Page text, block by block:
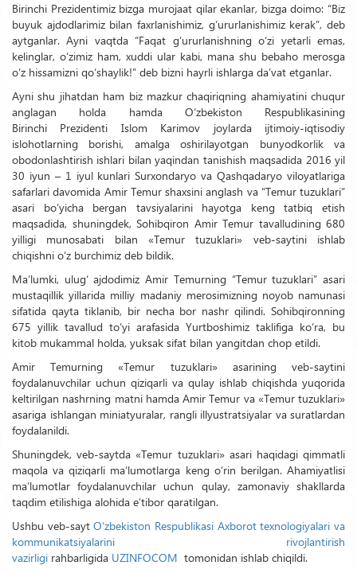
Birinchi Prezidentimiz bizga murojaat qilar ekanlar, bizga doimo: “Biz
buyuk ajdodlarimiz bilan faxrlanishimiz, g‘ururlanishimiz kerak”, deb
aytganlar. Ayni vaqtda “Faqat g‘ururlanishning o‘zi yetarli emas,
kelinglar, o‘zimiz ham, xuddi ular kabi, mana shu bebaho merosga
o‘z hissamizni qo‘shaylik!” deb bizni hayrli ishlarga da’vat etganlar.
Ayni shu jihatdan ham biz mazkur chaqiriqning ahamiyatini chuqur
anglagan holda hamda O‘zbekiston Respublikasining
Birinchi Prezidenti Islom Karimov joylarda ijtimoiy-iqtisodiy
islohotlarning borishi, amalga oshirilayotgan bunyodkorlik va
obodonlashtirish ishlari bilan yaqindan tanishish maqsadida 2016 yil
30 iyun – 1 iyul kunlari Surxondaryo va Qashqadaryo viloyatlariga
safarlari davomida Amir Temur shaxsini anglash va “Temur tuzuklari”
asari bo‘yicha bergan tavsiyalarini hayotga keng tatbiq etish
maqsadida, shuningdek, Sohibqiron Amir Temur tavalludining 680
yilligi munosabati bilan «Temur tuzuklari» veb-saytini ishlab
chiqishni o‘z burchimiz deb bildik.
Ma’lumki, ulug‘ ajdodimiz Amir Temurning “Temur tuzuklari” asari
mustaqillik yillarida milliy madaniy merosimizning noyob namunasi
sifatida qayta tiklanib, bir necha bor nashr qilindi. Sohibqironning
675 yillik tavallud to‘yi arafasida Yurtboshimiz taklifiga ko‘ra, bu
kitob mukammal holda, yuksak sifat bilan yangitdan chop etildi.
Amir Temurning «Temur tuzuklari» asarining veb-saytini
foydalanuvchilar uchun qiziqarli va qulay ishlab chiqishda yuqorida
keltirilgan nashrning matni hamda Amir Temur va «Temur tuzuklari»
asariga ishlangan miniatyuralar, rangli illyustratsiyalar va suratlardan
foydalanildi.
Shuningdek, veb-saytda «Temur tuzuklari» asari haqidagi qimmatli
maqola va qiziqarli ma’lumotlarga keng o‘rin berilgan. Ahamiyatlisi
ma’lumotlar foydalanuvchilar uchun qulay, zamonaviy shakllarda
taqdim etilishiga alohida e’tibor qaratilgan.
Ushbu veb-saytO‘zbekiston Respublikasi Axborot texnologiyalari va
kommunikatsiyalarini rivojlantirish
vazirligi rahbarligida UZINFOCOM tomonidan ishlab chiqildi.